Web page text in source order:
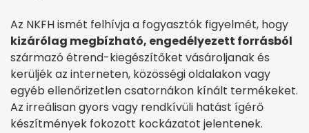
Az NKFH ismét felhívja a fogyasztók figyelmét, hogy
kizárólag megbízható, engedélyezett forrásból
származó étrend-kiegészítőket vásároljanak és
kerüljék az interneten, közösségi oldalakon vagy
egyéb ellenőrizetlen csatornákon kínált termékeket.
Az irreálisan gyors vagy rendkívüli hatást ígérő
készítmények fokozott kockázatot jelentenek.